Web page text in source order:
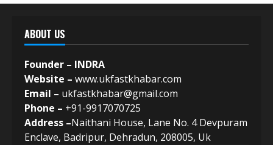
ABOUT US
Founder – INDRA
Website – www.ukfastkhabar.com
Email – ukfastkhabar@gmail.com
Phone – +91-9917070725
Address –Naithani House, Lane No. 4 Devpuram
Enclave, Badripur, Dehradun, 208005, Uk